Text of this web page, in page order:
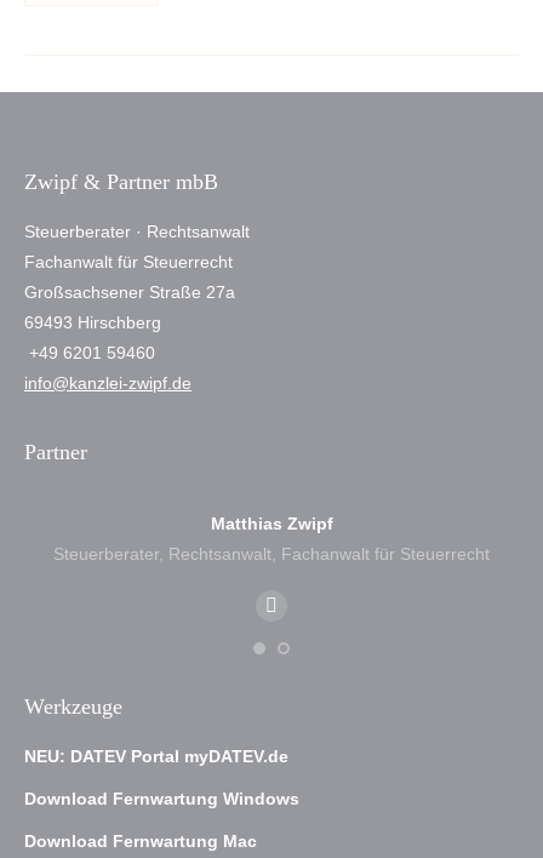
Zwipf & Partner mbB
Steuerberater · Rechtsanwalt
Fachanwalt für Steuerrecht
Großsachsener Straße 27a
69493 Hirschberg
+49 6201 59460
info@kanzlei-zwipf.de
Partner
Matthias Zwipf
Steuerberater, Rechtsanwalt, Fachanwalt für Steuerrecht
mail
Werkzeuge
NEU: DATEV Portal myDATEV.de
Download Fernwartung Windows
Download Fernwartung Mac